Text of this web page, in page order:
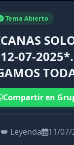
Tema Abierto
07-2025*.
Compartir en
👑 Leyenda 11/07/